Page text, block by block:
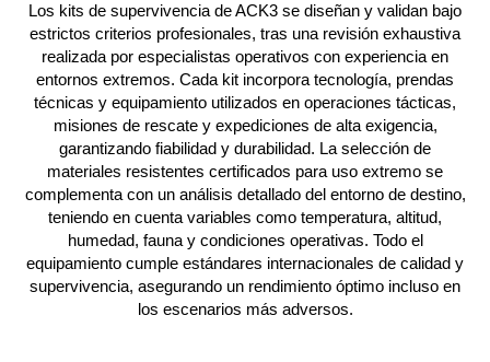
Los kits de supervivencia de ACK3 se diseñan y validan bajo
estrictos criterios profesionales, tras una revisión exhaustiva
realizada por especialistas operativos con experiencia en
entornos extremos. Cada kit incorpora tecnología, prendas
técnicas y equipamiento utilizados en operaciones tácticas,
misiones de rescate y expediciones de alta exigencia,
garantizando fiabilidad y durabilidad. La selección de
materiales resistentes certificados para uso extremo se
complementa con un análisis detallado del entorno de destino,
teniendo en cuenta variables como temperatura, altitud,
humedad, fauna y condiciones operativas. Todo el
equipamiento cumple estándares internacionales de calidad y
supervivencia, asegurando un rendimiento óptimo incluso en
los escenarios más adversos.